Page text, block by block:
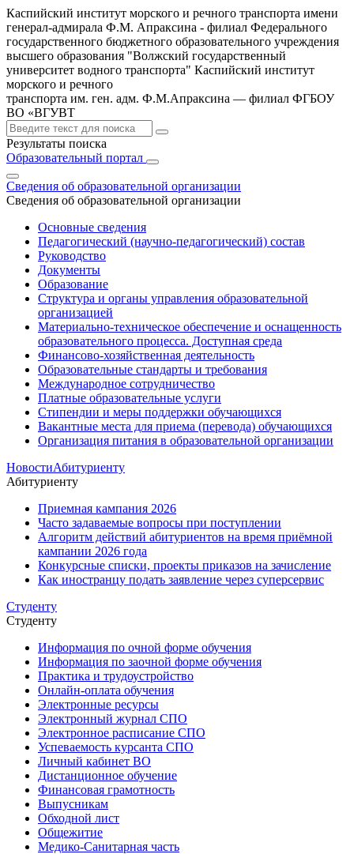
Каспийский институт морского и речного транспорта имени
генерал-адмирала Ф.М. Апраксина - филиал Федерального
государственного бюджетного образовательного учреждения
высшего образования "Волжский государственный
университет водного транспорта" Каспийский институт
морского и речного
транспорта им. ген. адм. Ф.М.Апраксина — филиал ФГБОУ
ВО «ВГУВТ
Результаты поиска
Образовательный портал
Сведения об образовательной организации
Сведения об образовательной организации
Основные сведения
Педагогический (научно-педагогический) состав
Руководство
Документы
Образование
Структура и органы управления образовательной
организацией
Материально-техническое обеспечение и оснащенность
образовательного процесса. Доступная среда
Финансово-хозяйственная деятельность
Образовательные стандарты и требования
Международное сотрудничество
Платные образовательные услуги
Стипендии и меры поддержки обучающихся
Вакантные места для приема (перевода) обучающихся
Организация питания в образовательной организации
НовостиАбитуриенту
Абитуриенту
Приемная кампания 2026
Часто задаваемые вопросы при поступлении
Алгоритм действий абитуриентов на время приёмной
кампании 2026 года
Конкурсные списки, проекты приказов на зачисление
Как иностранцу подать заявление через суперсервис
Студенту
Студенту
Информация по очной форме обучения
Информация по заочной форме обучения
Практика и трудоустройство
Онлайн-оплата обучения
Электронные ресурсы
Электронный журнал СПО
Электронное расписание СПО
Успеваемость курсанта СПО
Личный кабинет ВО
Дистанционное обучение
Финансовая грамотность
Выпусникам
Обходной лист
Общежитие
Медико-Санитарная часть